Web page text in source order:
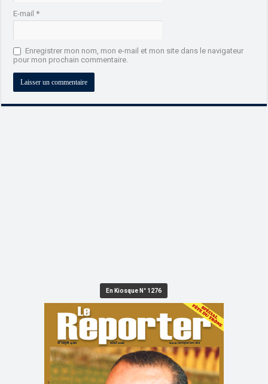
E-mail*
Enregistrer mon nom, mon e-mail et mon site dans le navigateur
pour mon prochain commentaire.
En Kiosque N° 1276